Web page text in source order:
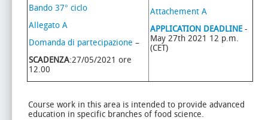
Bando 37° ciclo
Allegato A
Domanda di partecipazione –
SCADENZA:27/05/2021 ore
12.00
Attachement A
APPLICATION DEADLINE-
May 27th 2021 12 p.m.
(CET)
Course work in this area is intended to provide advanced
education in specific branches of food science.